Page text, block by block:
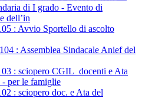
di I grado - Evento di
dell’in
: Avvio Sportello di ascolto
: Assemblea Sindacale Anief del
: sciopero CGIL_docenti e Ata
per le famiglie
: sciopero doc. e Ata del